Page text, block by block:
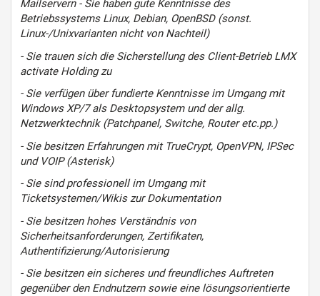
Mailservern - Sie haben gute Kenntnisse des
Betriebssystems Linux, Debian, OpenBSD (sonst.
Linux-/Unixvarianten nicht von Nachteil)
- Sie trauen sich die Sicherstellung des Client-Betrieb LMX
activate Holding zu
- Sie verfügen über fundierte Kenntnisse im Umgang mit
Windows XP/7 als Desktopsystem und der allg.
Netzwerktechnik (Patchpanel, Switche, Router etc.pp.)
- Sie besitzen Erfahrungen mit TrueCrypt, OpenVPN, IPSec
und VOIP (Asterisk)
- Sie sind professionell im Umgang mit
Ticketsystemen/Wikis zur Dokumentation
- Sie besitzen hohes Verständnis von
Sicherheitsanforderungen, Zertifikaten,
Authentifizierung/Autorisierung
- Sie besitzen ein sicheres und freundliches Auftreten
gegenüber den Endnutzern sowie eine lösungsorientierte